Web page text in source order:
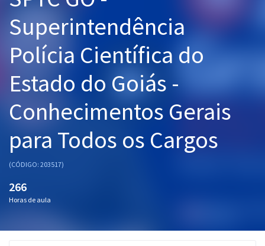
Graduação
Mentorias
Questões grátis
Conteúdo gratuito
Blog
Aprovados
Superintendência
Polícia Científica do
Estado do Goiás -
Conhecimentos Gerais
para Todos os Cargos
(CÓDIGO: 203517)
266
Horas de aula